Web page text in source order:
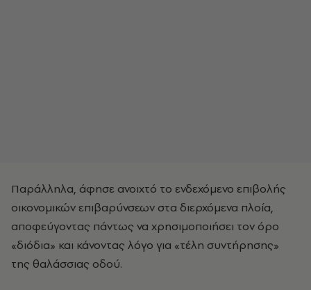
Παράλληλα, άφησε ανοιχτό το ενδεχόμενο επιβολής
οικονομικών επιβαρύνσεων στα διερχόμενα πλοία,
αποφεύγοντας πάντως να χρησιμοποιήσει τον όρο
«διόδια» και κάνοντας λόγο για «τέλη συντήρησης»
της θαλάσσιας οδού.